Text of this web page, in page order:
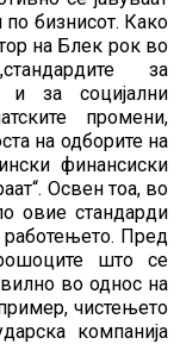
бизнисот. Како
на Блек рок во
за
и за социјални
промени,
на одборите на
финансиски
Освен тоа, во
овие стандарди
работењето. Пред
што се
во однос на
чистењето
компанија